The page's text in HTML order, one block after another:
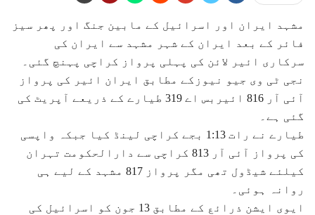
مشہد ایران اور اسرائیل کے مابین جنگ اور پھر سیز
فائر کے بعد ایران کے شہر مشہد سے ایران کی
سرکاری ائیر لائن کی پہلی پرواز کراچی پہنچ گئی۔
نجی ٹی وی جیو نیوزکے مطابق ایران ائیر کی پرواز
آئی آر 816 ائیربس اے 319 طیارے کے ذریعے آپریٹ کی
گئی ہے۔
طیارے نے رات 1:13 بجے کراچی لینڈ کیا جبکہ واپسی
کی پرواز آئی آر 813 کراچی سے دارالحکومت تہران
کیلئے شیڈول تھی مگر پرواز 817 مشہد کے لیے ہی
روانہ ہوئی۔
ایوی ایشن ذرائع کے مطابق 13 جون کو اسرائیل کی